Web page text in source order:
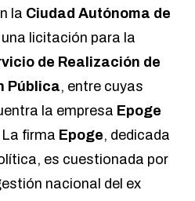
la Ciudad Autónoma de
licitación para la
de Realización de
Pública, entre cuyas
la empresa Epoge
firma Epoge, dedicada
es cuestionada por
nacional del ex